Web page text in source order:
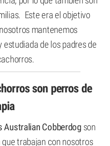
Este era el objetivo
mantenemos
de los padres de
son perros de
Cobberdogson
que trabajan con nosotros